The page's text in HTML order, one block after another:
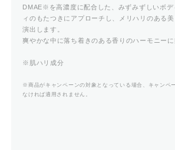
DMAE※を高濃度に配合した、みずみずしいボ
ィのもたつきにアプローチし、メリハリのある
演出します。
爽やかな中に落ち着きのある香りのハーモニーに
※肌ハリ成分
※商品がキャンペーンの対象となっている場合、キャンペ
なければ適用されません。